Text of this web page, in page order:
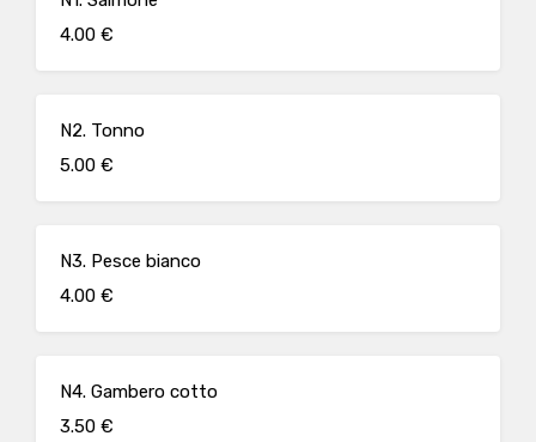
4.00 €
N2. Tonno
5.00 €
N3. Pesce bianco
4.00 €
N4. Gambero cotto
3.50 €